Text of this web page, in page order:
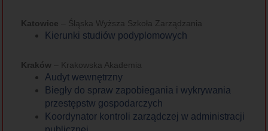
Katowice – Śląska Wyższa Szkoła Zarządzania
Kierunki studiów podyplomowych
Kraków – Krakowska Akademia
Audyt wewnętrzny
Biegły do spraw zapobiegania i wykrywania
przestępstw gospodarczych
Koordynator kontroli zarządczej w administracji